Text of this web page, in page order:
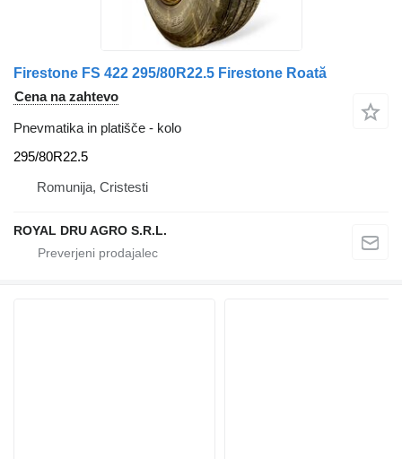
Firestone FS 422 295/80R22.5 Firestone Roată
Cena na zahtevo
Pnevmatika in platišče - kolo
295/80R22.5
Romunija, Cristesti
ROYAL DRU AGRO S.R.L.